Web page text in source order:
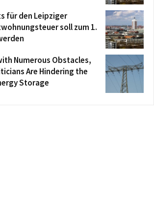
für den Leipziger
soll zum 1.
Numerous Obstacles,
Are Hindering the
Storage